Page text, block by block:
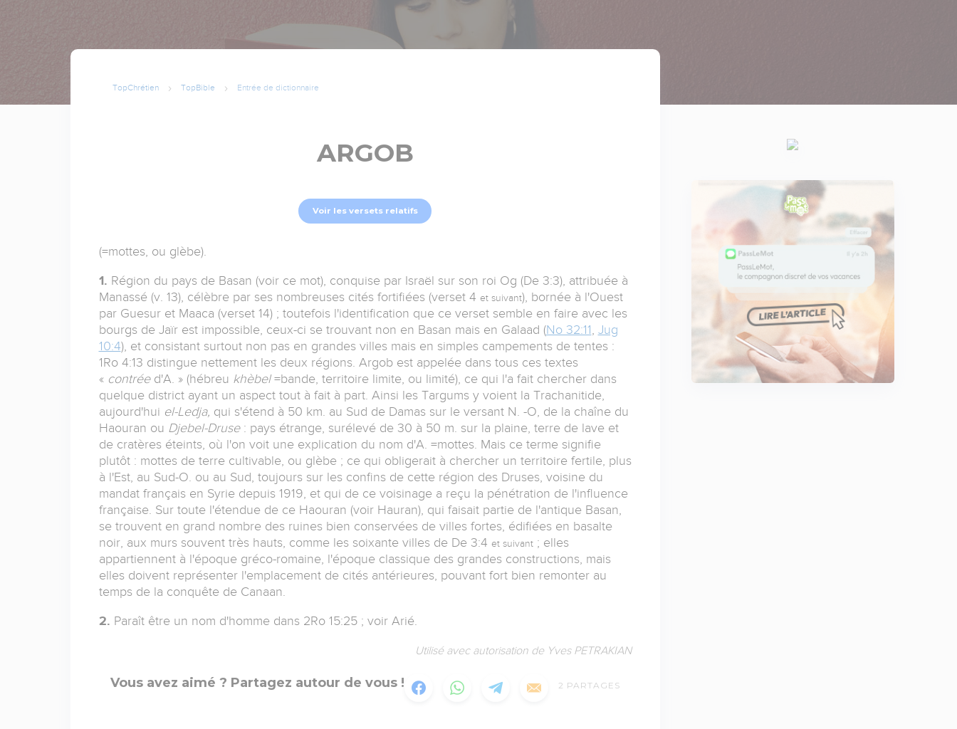
TopChrétien TopBible Entrée de dictionnaire
ARGOB
Voir les versets relatifs
(=mottes, ou glèbe).
1. Région du pays de Basan (voir ce mot), conquise par Israël sur son roi Og (De 3:3), attribuée à
Manassé (v. 13), célèbre par ses nombreuses cités fortifiées (verset 4 et suivant), bornée à l'Ouest
par Guesur et Maaca (verset 14) ; toutefois l'identification que ce verset semble en faire avec les
bourgs de Jaïr est impossible, ceux-ci se trouvant non en Basan mais en Galaad (No 32:11 Jug
10:4), et consistant surtout non pas en grandes villes mais en simples campements de tentes :
1Ro 4:13 distingue nettement les deux régions. Argob est appelée dans tous ces textes
« contrée d'A. » (hébreu khèbel=bande, territoire limite, ou limité), ce qui l'a fait chercher dans
quelque district ayant un aspect tout à fait à part. Ainsi les Targums y voient la Trachanitide,
aujourd'hui el-Ledja, qui s'étend à 50 km. au Sud de Damas sur le versant N. -O, de la chaîne du
Haouran ou Djebel-Druse: pays étrange, surélevé de 30 à 50 m. sur la plaine, terre de lave et
de cratères éteints, où l'on voit une explication du nom d'A. =mottes. Mais ce terme signifie
plutôt : mottes de terre cultivable, ou glèbe ; ce qui obligerait à chercher un territoire fertile, plus
à l'Est, au Sud-O. ou au Sud, toujours sur les confins de cette région des Druses, voisine du
mandat français en Syrie depuis 1919, et qui de ce voisinage a reçu la pénétration de l'influence
française. Sur toute l'étendue de ce Haouran (voir Hauran), qui faisait partie de l'antique Basan,
se trouvent en grand nombre des ruines bien conservées de villes fortes, édifiées en basalte
noir, aux murs souvent très hauts, comme les soixante villes de De 3:4 et suivant; elles
appartiennent à l'époque gréco-romaine, l'époque classique des grandes constructions, mais
elles doivent représenter l'emplacement de cités antérieures, pouvant fort bien remonter au
temps de la conquête de Canaan.
2. Paraît être un nom d'homme dans 2Ro 15:25 ; voir Arié.
Utilisé avec autorisation de Yves PETRAKIAN
Vous avez aimé ? Partagez autour de vous ! 2 PARTAGES